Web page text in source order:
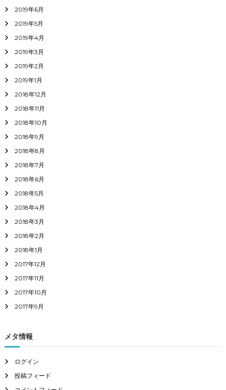
2019年6月
2019年5月
2019年4月
2019年3月
2019年2月
2019年1月
2018年12月
2018年11月
2018年10月
2018年9月
2018年8月
2018年7月
2018年6月
2018年5月
2018年4月
2018年3月
2018年2月
2018年1月
2017年12月
2017年11月
2017年10月
2017年9月
メタ情報
ログイン
投稿フィード